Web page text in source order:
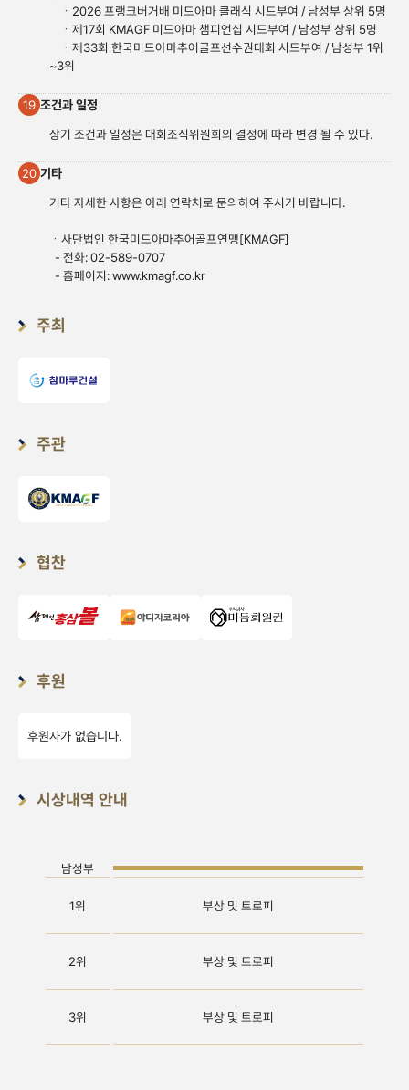
ㆍ2026 프랭크버거배 미드아마 클래식 시드부여 / 남성부 상위 5명
ㆍ제17회 KMAGF 미드아마 챔피언십 시드부여 / 남성부 상위 5명
ㆍ제33회 한국미드아마추어골프선수권대회 시드부여 / 남성부 1위
~3위
19 조건과 일정
상기 조건과 일정은 대회조직위원회의 결정에 따라 변경 될 수 있다.
20 기타
기타 자세한 사항은 아래 연락처로 문의하여 주시기 바랍니다.
ㆍ사단법인 한국미드아마추어골프연맹[KMAGF]
- 전화: 02-589-0707
- 홈페이지:www.kmagf.co.kr
주최
주관
협찬
후원
후원사가 없습니다.
시상내역 안내
남성부
1위 부상 및 트로피
2위 부상 및 트로피
3위 부상 및 트로피